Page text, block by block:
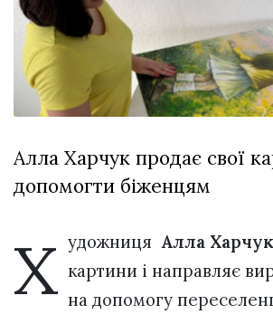
XIX
Спартакіада
VolWe...
29 Липня 2026
560 переглядів
Всі розділи
Лайф
Афіша
Контакти
Політика конфіденційності
Алла Харчук продає свої
допомогти біженцям
Х удожниця Алла Харчук
картини і направляє
на допомогу